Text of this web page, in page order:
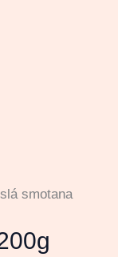
smotana